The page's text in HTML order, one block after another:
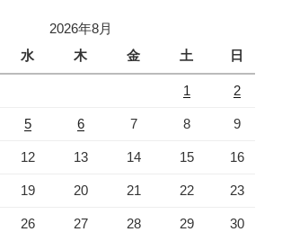
2026年8月
水 木 金 土 日
1 2
5 6 7 8 9
12 13 14 15 16
19 20 21 22 23
26 27 28 29 30